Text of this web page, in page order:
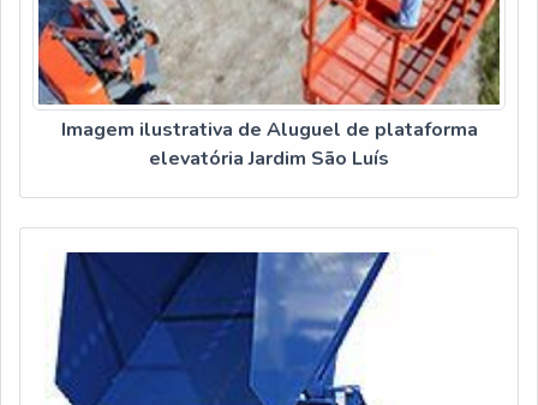
Imagem ilustrativa de Aluguel de plataforma
elevatória Jardim São Luís